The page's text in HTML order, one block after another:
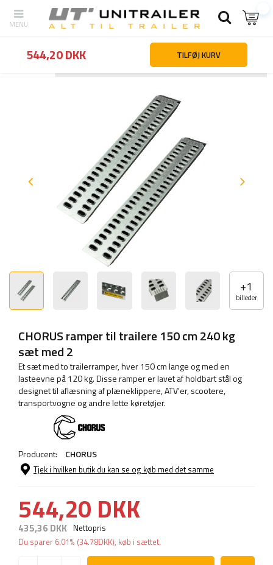
Trailertilbehør og reservedele
+1
billeder
CHORUS ramper til trailere 150 cm 240 kg
sæt med 2
Et sæt med to trailerramper, hver 150 cm lange og med en
lasteevne på 120 kg. Disse ramper er lavet af holdbart stål og
designet til aflæsning af plæneklippere, ATV'er, scootere,
transportvogne og andre lette køretøjer.
Producent: CHORUS
Tjek i hvilken butik du kan se og køb med det samme
544,20 DKK
435,36 DKK Nettopris
Du sparer 6.01% (34.78DKK), køb i sættet.
544,20 DKK TILFØJ KURV